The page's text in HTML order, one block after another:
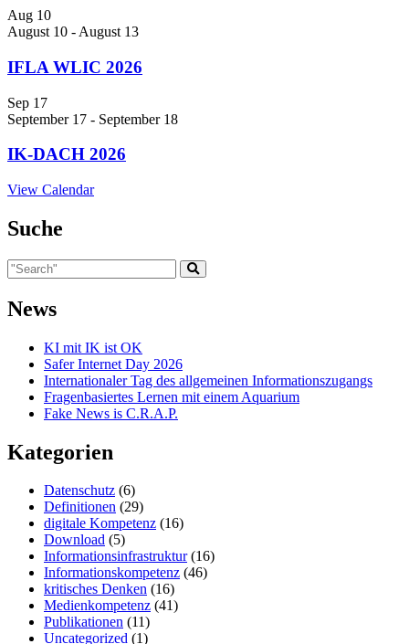
Aug 10
August 10 - August 13
IFLA WLIC 2026
Sep 17
September 17 - September 18
IK-DACH 2026
View Calendar
Suche
News
KI mit IK ist OK
Safer Internet Day 2026
Internationaler Tag des allgemeinen Informationszugangs
Fragenbasiertes Lernen mit einem Aquarium
Fake News is C.R.A.P.
Kategorien
Datenschutz (6)
Definitionen (29)
digitale Kompetenz (16)
Download (5)
Informationsinfrastruktur(16)
Informationskompetenz (46)
kritisches Denken (16)
Medienkompetenz (41)
Publikationen (11)
Uncategorized (1)